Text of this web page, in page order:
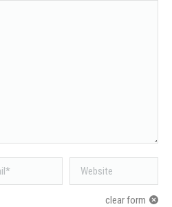
Website
clear form